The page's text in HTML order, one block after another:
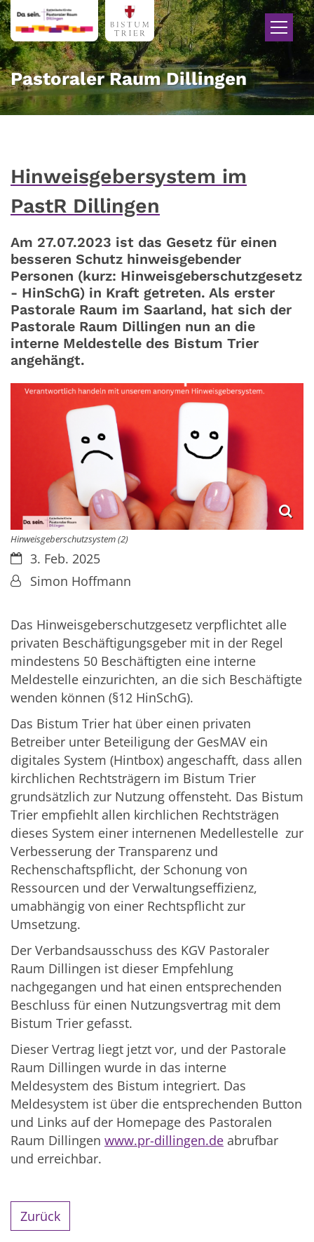
Zum Inhalt springen
Pastoraler Raum Dillingen
Hinweisgebersystem im
PastR Dillingen
Am 27.07.2023 ist das Gesetz für einen
besseren Schutz hinweisgebender
Personen (kurz: Hinweisgeberschutzgesetz
- HinSchG) in Kraft getreten. Als erster
Pastorale Raum im Saarland, hat sich der
Pastorale Raum Dillingen nun an die
interne Meldestelle des Bistum Trier
angehängt.
Hinweisgeberschutzsystem (2)
Datum:
3. Feb. 2025
Von:Simon Hoffmann
Das Hinweisgeberschutzgesetz verpflichtet alle
privaten Beschäftigungsgeber mit in der Regel
mindestens 50 Beschäftigten eine interne
Meldestelle einzurichten, an die sich Beschäftigte
wenden können (§12 HinSchG).
Das Bistum Trier hat über einen privaten
Betreiber unter Beteiligung der GesMAV ein
digitales System (Hintbox) angeschafft, dass allen
kirchlichen Rechtsträgern im Bistum Trier
grundsätzlich zur Nutzung offensteht. Das Bistum
Trier empfiehlt allen kirchlichen Rechtsträgen
dieses System einer internenen Medellestelle zur
Verbesserung der Transparenz und
Rechenschaftspflicht, der Schonung von
Ressourcen und der Verwaltungseffizienz,
umabhängig von einer Rechtspflicht zur
Umsetzung.
Der Verbandsausschuss des KGV Pastoraler
Raum Dillingen ist dieser Empfehlung
nachgegangen und hat einen entsprechenden
Beschluss für einen Nutzungsvertrag mit dem
Bistum Trier gefasst.
Dieser Vertrag liegt jetzt vor, und der Pastorale
Raum Dillingen wurde in das interne
Meldesystem des Bistum integriert. Das
Meldesystem ist über die entsprechenden Button
und Links auf der Homepage des Pastoralen
Raum Dillingen www.pr-dillingen.de abrufbar
und erreichbar.
Zurück